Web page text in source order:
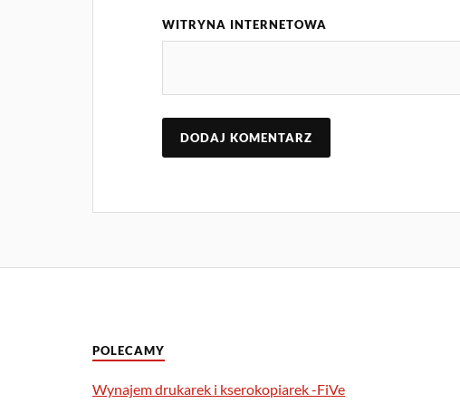
WITRYNA INTERNETOWA
POLECAMY
Wynajem drukarek i kserokopiarek -FiVe